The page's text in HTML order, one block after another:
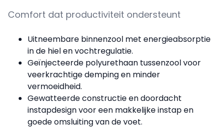
Comfort dat productiviteit ondersteunt
Uitneembare binnenzool met energieabsorptie
in de hiel en vochtregulatie.
Geïnjecteerde polyurethaan tussenzool voor
veerkrachtige demping en minder
vermoeidheid.
Gewatteerde constructie en doordacht
instapdesign voor een makkelijke instap en
goede omsluiting van de voet.